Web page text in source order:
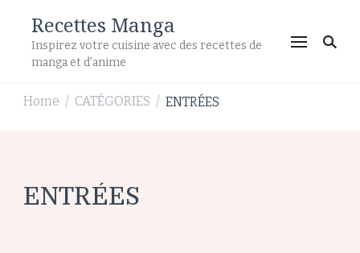
Recettes Manga
Inspirez votre cuisine avec des recettes de
manga et d'anime
Home / CATÉGORIES / ENTRÉES
ENTRÉES